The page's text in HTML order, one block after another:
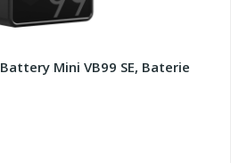
Mini VB99 SE, Baterie